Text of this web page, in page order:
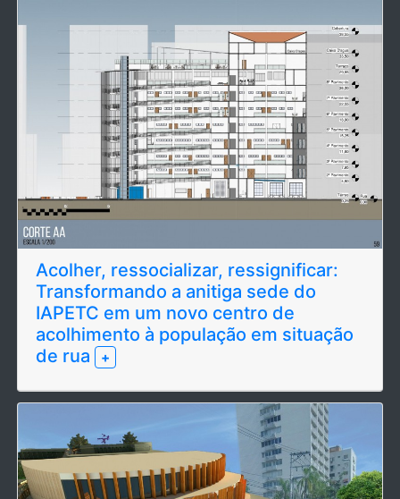
Acolher, ressocializar, ressignificar:
Transformando a anitiga sede do
IAPETC em um novo centro de
acolhimento à população em situação
de rua
+